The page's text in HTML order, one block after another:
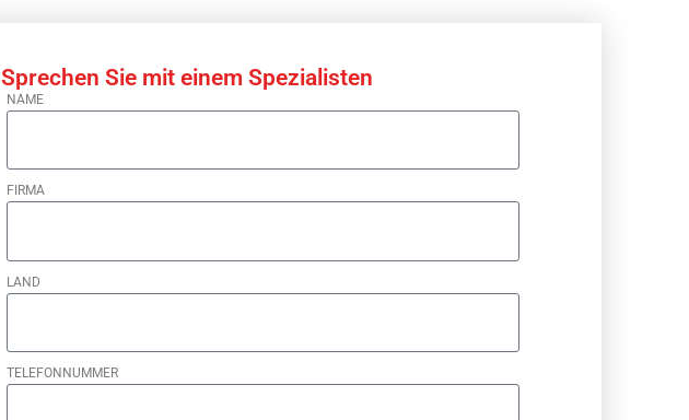
Sprechen Sie mit einem Spezialisten
NAME
FIRMA
LAND
TELEFONNUMMER